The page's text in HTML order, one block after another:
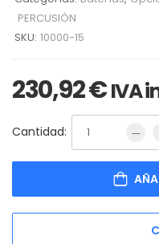
PERCUSIÓN
SKU: 10000-15
230,92€ IVA
Cantidad: